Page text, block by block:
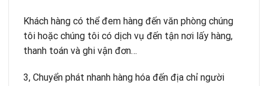
Khách hàng có thể đem hàng đến văn phòng chúng
tôi hoặc chúng tôi có dịch vụ đến tận nơi lấy hàng,
thanh toán và ghi vận đơn…
3, Chuyển phát nhanh hàng hóa đến địa chỉ người